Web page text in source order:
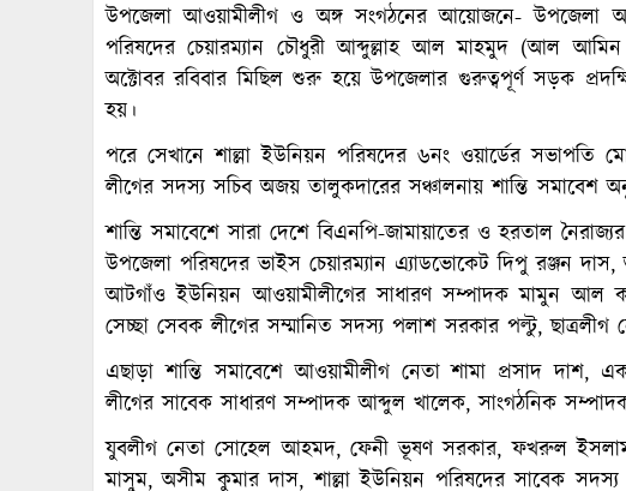
উপজেলা আওয়ামীলীগ ও অঙ্গ সংগঠনের আয়োজনে- উপজেলা
পরিষদের চেয়ারম্যান চৌধুরী আব্দুল্লাহ আল মাহমুদ (আল
অক্টোবর রবিবার মিছিল শুরু হয়ে উপজেলার গুরুত্বপূর্ণ সড়ক
হয়।
পরে সেখানে শাল্লা ইউনিয়ন পরিষদের ৬নং ওয়ার্ডের সভাপতি
লীগের সদস্য সচিব অজয় তালুকদারের সঞ্চালনায় শান্তি সমাবেশ
শান্তি সমাবেশে সারা দেশে বিএনপি-জামায়াতের ও হরতাল
উপজেলা পরিষদের ভাইস চেয়ারম্যান এ্যাডভোকেট দিপু রঞ্জন
আটগাঁও ইউনিয়ন আওয়ামীলীগের সাধারণ সম্পাদক মামুন আল
সেচ্ছা সেবক লীগের সম্মানিত সদস্য পলাশ সরকার পল্টু,
এছাড়া শান্তি সমাবেশে আওয়ামীলীগ নেতা শামা প্রসাদ
লীগের সাবেক সাধারণ সম্পাদক আব্দুল খালেক, সাংগঠনিক
যুবলীগ নেতা সোহেল আহমদ, ফেনী ভূষণ সরকার, ফখরুল
মাসুম, অসীম কুমার দাস, শাল্লা ইউনিয়ন পরিষদের সাবেক